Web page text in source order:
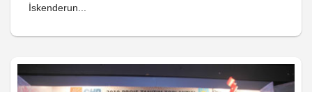
İskenderun...